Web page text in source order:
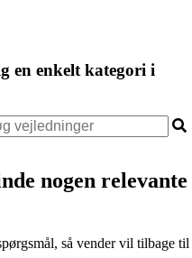
en enkelt kategori i
nogen relevante
så vender vil tilbage til